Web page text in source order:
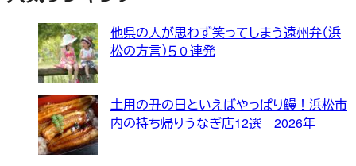
他県の人が思わず笑ってしまう遠州弁（浜
松の方言）５０連発
土用の丑の日といえばやっぱり鰻！浜松市
内の持ち帰りうなぎ店12選 2026年